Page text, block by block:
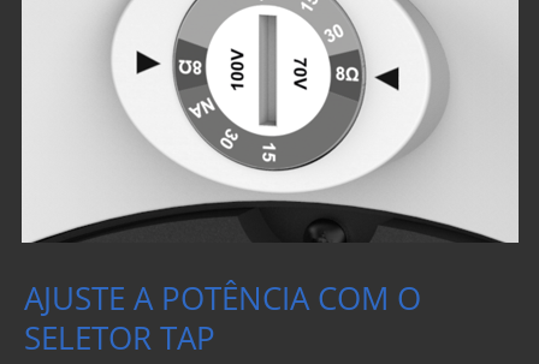
AJUSTE A POTÊNCIA COM O
SELETOR TAP